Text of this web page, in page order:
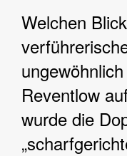
Welchen
Reventlow
wurde die